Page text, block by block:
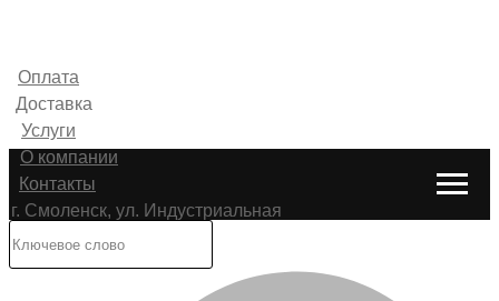
Оплата
Доставка
Услуги
О компании
Контакты
г. Смоленск, ул. Индустриальная